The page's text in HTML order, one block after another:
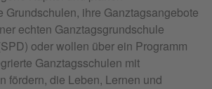
Grundschulen, ihre Ganztagsangebote
echten Ganztagsgrundschule
oder wollen über ein Programm
Ganztagsschulen mit
fördern, die Leben, Lernen und